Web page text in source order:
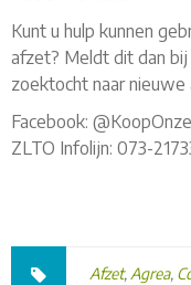
Kunt u hulp kunnen
afzet? Meldt dit dan bij
zoektocht naar nieuwe
Facebook:
ZLTO Infolijn: 073-
Afzet, Agrea,